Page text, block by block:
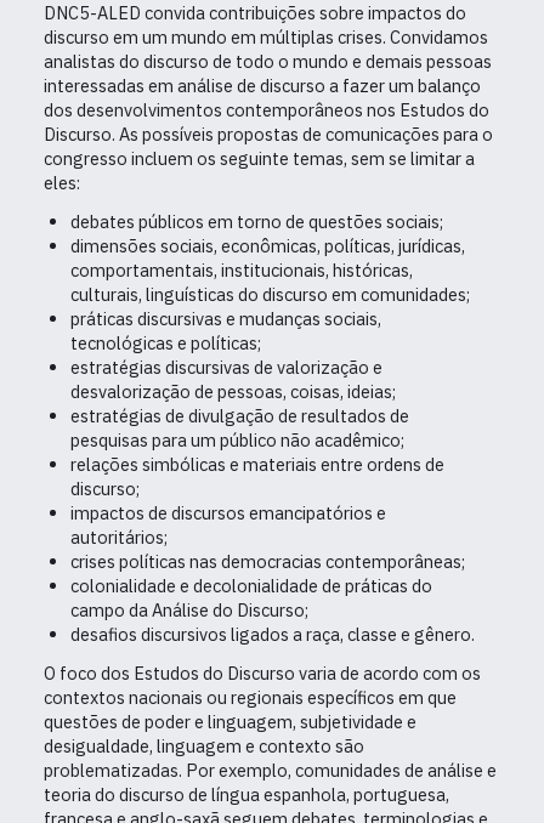
DNC5-ALED convida contribuições sobre impactos do
discurso em um mundo em múltiplas crises. Convidamos
analistas do discurso de todo o mundo e demais pessoas
interessadas em análise de discurso a fazer um balanço
dos desenvolvimentos contemporâneos nos Estudos do
Discurso. As possíveis propostas de comunicações para o
congresso incluem os seguinte temas, sem se limitar a
eles:
debates públicos em torno de questões sociais;
dimensões sociais, econômicas, políticas, jurídicas,
comportamentais, institucionais, históricas,
culturais, linguísticas do discurso em comunidades;
práticas discursivas e mudanças sociais,
tecnológicas e políticas;
estratégias discursivas de valorização e
desvalorização de pessoas, coisas, ideias;
estratégias de divulgação de resultados de
pesquisas para um público não acadêmico;
relações simbólicas e materiais entre ordens de
discurso;
impactos de discursos emancipatórios e
autoritários;
crises políticas nas democracias contemporâneas;
colonialidade e decolonialidade de práticas do
campo da Análise do Discurso;
desafios discursivos ligados a raça, classe e gênero.
O foco dos Estudos do Discurso varia de acordo com os
contextos nacionais ou regionais específicos em que
questões de poder e linguagem, subjetividade e
desigualdade, linguagem e contexto são
problematizadas. Por exemplo, comunidades de análise e
teoria do discurso de língua espanhola, portuguesa,